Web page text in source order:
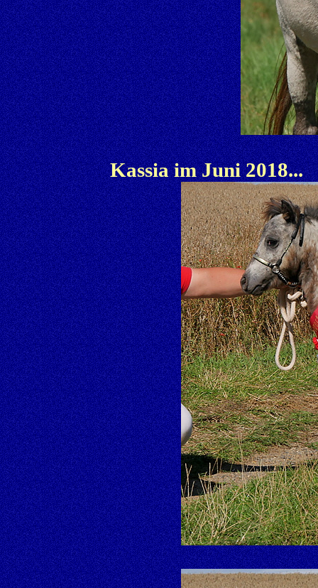
Kassia im Juni 2018...